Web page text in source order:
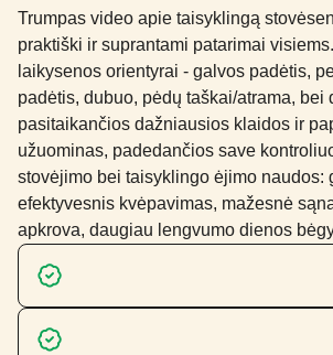
Trumpas video apie taisyklingą
praktiški ir suprantami patarimai
laikysenos orientyrai - galvos padėtis,
padėtis, dubuo, pėdų taškai/atrama, bei
pasitaikančios dažniausios klaidos ir
užuominas, padedančios save
stovėjimo bei taisyklingo ėjimo naudos:
efektyvesnis kvėpavimas, mažesnė
apkrova, daugiau lengvumo dienos